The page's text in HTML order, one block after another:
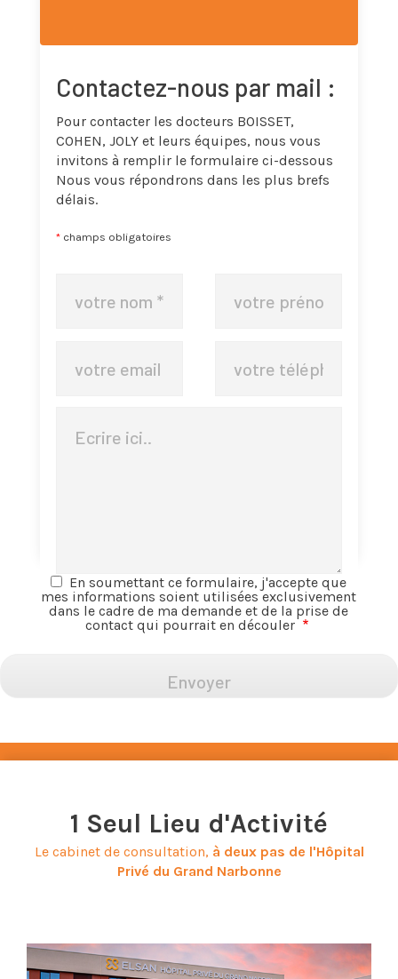
Groupe1
Contactez-nous par mail :
Pour contacter les docteurs BOISSET,
COHEN, JOLY et leurs équipes, nous vous
invitons à remplir le formulaire ci-dessous
Nous vous répondrons dans les plus brefs
délais.
*champs obligatoires
En soumettant ce formulaire, j'accepte que
mes informations soient utilisées exclusivement
dans le cadre de ma demande et de la prise de
contact qui pourrait en découler
1 Seul Lieu d'Activité
Le cabinet de consultation, à deux pas de l'Hôpital
Privé du Grand Narbonne